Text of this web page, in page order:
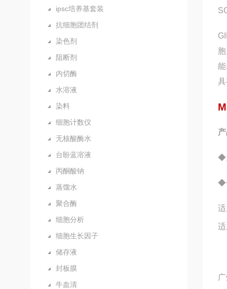
ipsc培养基套装
抗细胞团结剂
染色剂
阻断剂
内切酶
水溶液
染料
细胞计数仪
无核酸酶水
台盼蓝溶液
丙酮酸钠
蒸馏水
聚合酶
细胞分析
细胞生长因子
储存液
封板膜
牛血清
◆
◆